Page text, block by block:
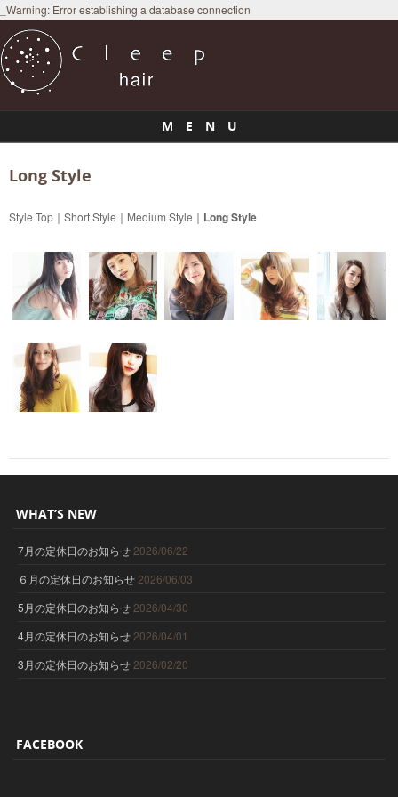
_Warning: Error establishing a database connection
M E N U
Long Style
Style Top｜ Short Style ｜ Medium Style ｜ Long Style
WHAT’S NEW
7月の定休日のお知らせ 2026/06/22
６月の定休日のお知らせ 2026/06/03
5月の定休日のお知らせ 2026/04/30
4月の定休日のお知らせ 2026/04/01
3月の定休日のお知らせ 2026/02/20
FACEBOOK